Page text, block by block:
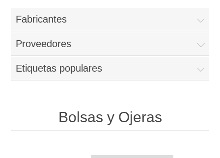
Fabricantes
Proveedores
Etiquetas populares
Bolsas y Ojeras